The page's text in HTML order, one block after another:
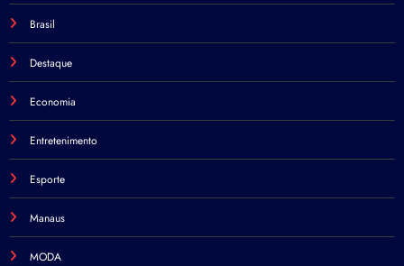
Brasil
Destaque
Economia
Entretenimento
Esporte
Manaus
MODA